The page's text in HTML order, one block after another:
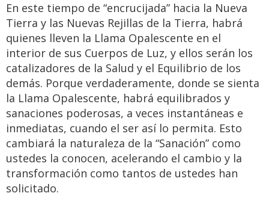
En este tiempo de “encrucijada” hacia la Nueva
Tierra y las Nuevas Rejillas de la Tierra, habrá
quienes lleven la Llama Opalescente en el
interior de sus Cuerpos de Luz, y ellos serán los
catalizadores de la Salud y el Equilibrio de los
demás. Porque verdaderamente, donde se sienta
la Llama Opalescente, habrá equilibrados y
sanaciones poderosas, a veces instantáneas e
inmediatas, cuando el ser así lo permita. Esto
cambiará la naturaleza de la “Sanación” como
ustedes la conocen, acelerando el cambio y la
transformación como tantos de ustedes han
solicitado.